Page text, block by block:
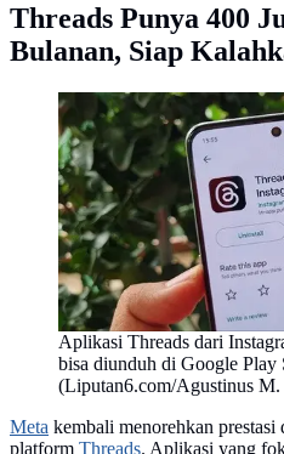
Threads Punya 400
Bulanan, Siap
Aplikasi Threads dari
bisa diunduh di Google Play
(Liputan6.com/Agustinus M.
Meta kembali menorehkan
platform Threads. Aplikasi yang